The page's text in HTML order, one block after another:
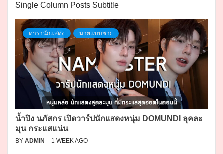
Single Column Posts Subtitle
ดารานักแสดง นายแบบชาย
น้ำปิง นภัสกร เปิดวาร์ปนักแสดงหนุ่ม DOMUNDI ลุคละ
มุน กระแสแน่น
BY ADMIN 1 WEEK AGO